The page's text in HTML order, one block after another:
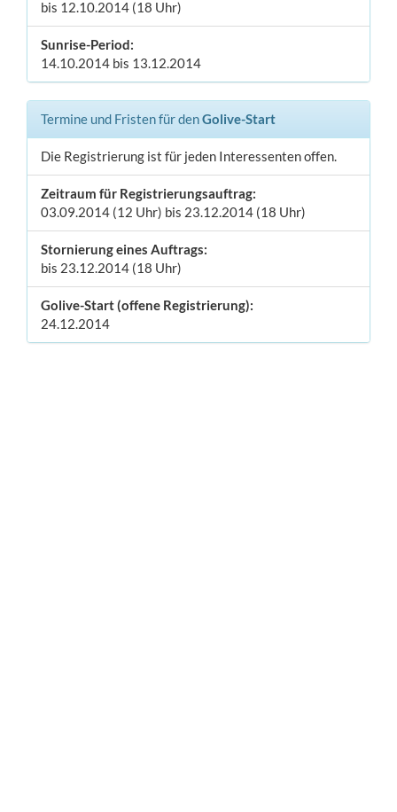
bis 12.10.2014 (18 Uhr)
Sunrise-Period:
14.10.2014 bis 13.12.2014
Termine und Fristen für denGolive-Start
Die Registrierung ist für jeden Interessenten offen.
Zeitraum für Registrierungsauftrag:
03.09.2014 (12 Uhr) bis 23.12.2014 (18 Uhr)
Stornierung eines Auftrags:
bis 23.12.2014 (18 Uhr)
Golive-Start (offene Registrierung):
24.12.2014